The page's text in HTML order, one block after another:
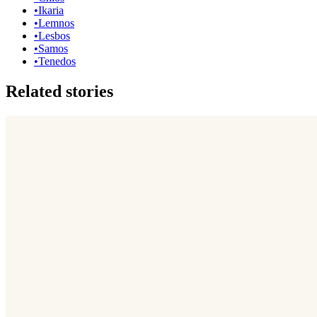
•Ikaria
•Lemnos
•Lesbos
•Samos
•Tenedos
Related stories